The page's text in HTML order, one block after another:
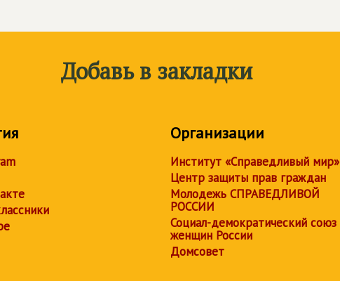
Добавь в закладки
Организации
Институт «Справедливый мир»
Центр защиты прав граждан
Молодежь СПРАВЕДЛИВОЙ
РОССИИ
Социал-демократический союз
женщин России
Домсовет